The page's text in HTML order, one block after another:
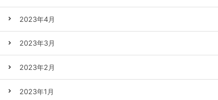
2023年4月
2023年3月
2023年2月
2023年1月